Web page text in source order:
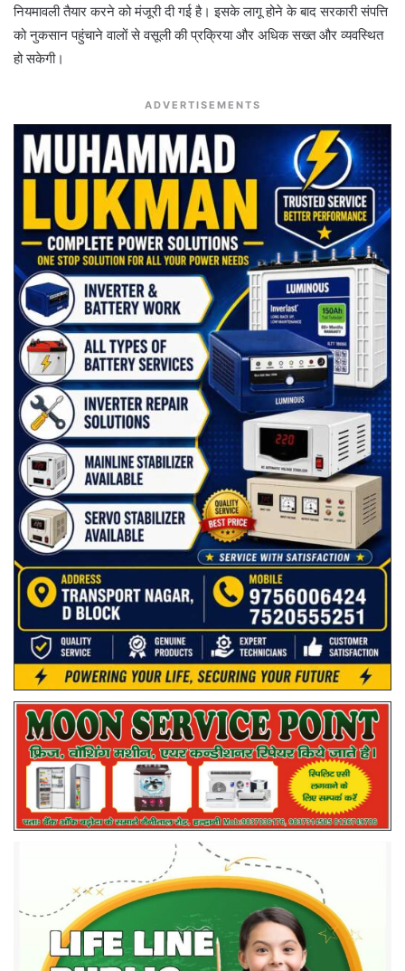
नियमावली तैयार करने को मंजूरी दी गई है। इसके लागू होने के बाद सरकारी संपत्ति
को नुकसान पहुंचाने वालों से वसूली की प्रक्रिया और अधिक सख्त और व्यवस्थित
हो सकेगी।
ADVERTISEMENTS